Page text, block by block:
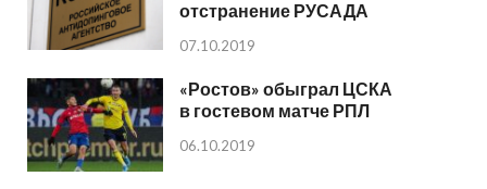
отстранение РУСАДА
07.10.2019
«Ростов» обыграл ЦСКА
в гостевом матче РПЛ
06.10.2019